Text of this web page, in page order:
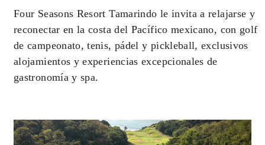
Four Seasons Resort Tamarindo le invita a relajarse y
reconectar en la costa del Pacífico mexicano, con golf
de campeonato, tenis, pádel y pickleball, exclusivos
alojamientos y experiencias excepcionales de
gastronomía y spa.